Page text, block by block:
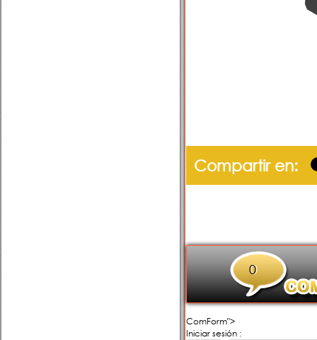
Compartir en:
0
ComForm">
Iniciar sesión :